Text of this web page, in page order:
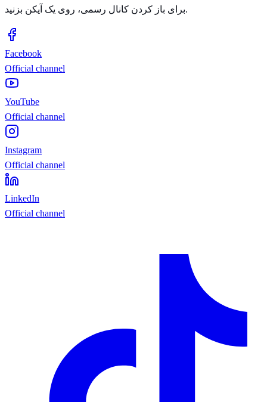
برای باز کردن کانال رسمی، روی یک آیکن بزنید.
Facebook
Official channel
YouTube
Official channel
Instagram
Official channel
LinkedIn
Official channel